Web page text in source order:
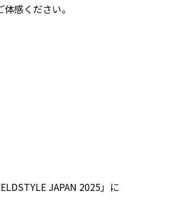
感ください。
JAPAN 2025」に